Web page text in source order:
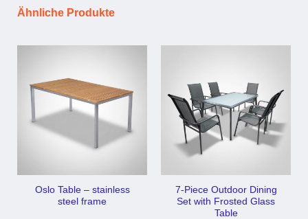
Ähnliche Produkte
Oslo Table – stainless
steel frame
7-Piece Outdoor Dining
Set with Frosted Glass
Table